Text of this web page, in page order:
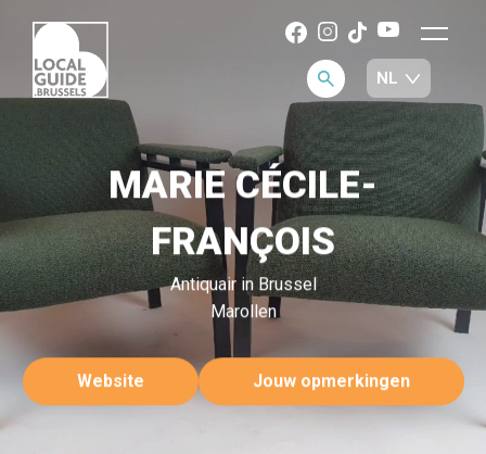
MARIE CÉCILE-
FRANÇOIS
Antiquair in Brussel
Marollen
Website Jouw opmerkingen